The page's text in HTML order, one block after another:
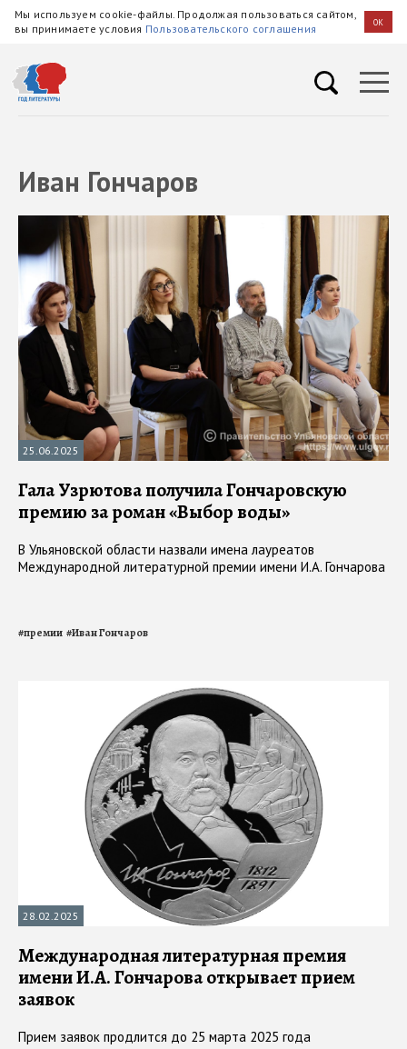
Мы используем cookie-файлы. Продолжая пользоваться сайтом,
вы принимаете условия Пользовательского соглашения OK
Иван Гончаров
25.06.2025
Гала Узрютова получила Гончаровскую
премию за роман «Выбор воды»
В Ульяновской области назвали имена лауреатов
Международной литературной премии имени И.А. Гончарова
#премии #Иван Гончаров
28.02.2025
Международная литературная премия
имени И.А. Гончарова открывает прием
заявок
Прием заявок продлится до 25 марта 2025 года